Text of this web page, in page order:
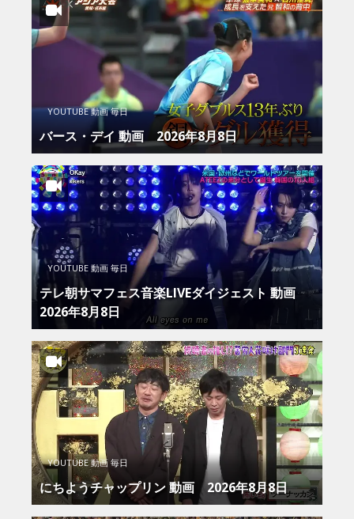
YOUTUBE 動画 毎日
バース・デイ 動画 2026年8月8日
YOUTUBE 動画 毎日
テレ朝サマフェス音楽LIVEダイジェスト 動画
2026年8月8日
YOUTUBE 動画 毎日
にちようチャップリン 動画 2026年8月8日